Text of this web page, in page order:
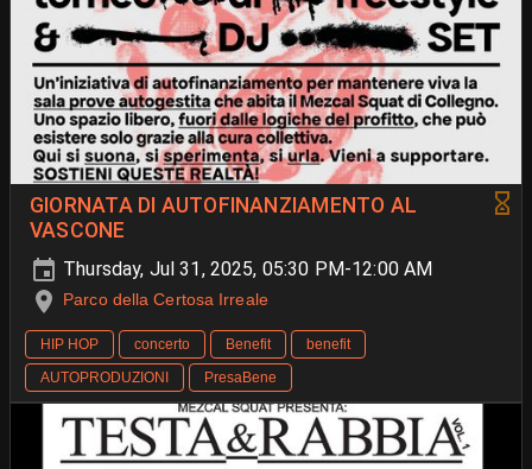
GIORNATA DI AUTOFINANZIAMENTO AL
VASCONE
Thursday, Jul 31, 2025, 05:30 PM-12:00 AM
Parco della Certosa Irreale
HIP HOP concerto Benefit
benefit
AUTOPRODUZIONI
PresaBene